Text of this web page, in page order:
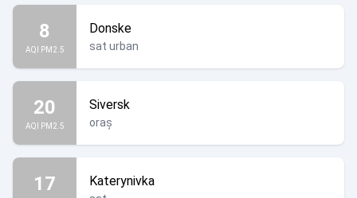
8
AQI PM2.5
Donske
sat urban
20
AQI PM2.5
Siversk
oraș
17 Katerynivka